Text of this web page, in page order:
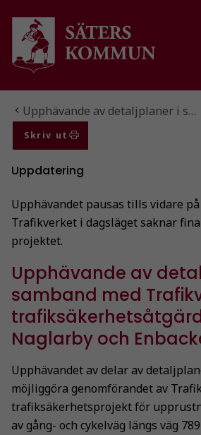
Gå till innehåll
Gå till huvudmeny
Gå till sidomeny
Du är här:
Upphävande av detaljplaner i s…
Skriv ut
Uppdatering
Upphävandet pausas tills vidare
Trafikverket i dagsläget saknar
projektet.
Upphävande av
samband med
Naglarby och
Upphävandet av delar av
möjliggöra genomförandet av
trafiksäkerhetsprojekt för
av gång- och cykelväg längs väg